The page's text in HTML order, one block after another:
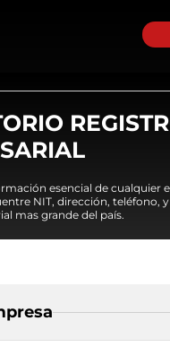
esencial de cualquier
NIT, dirección, teléfono,
mas grande del país.